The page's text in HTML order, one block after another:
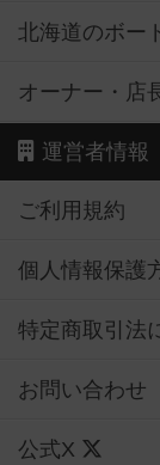
北海道のボー
オーナー・店
運営者情報
ご利用規約
個人情報保護
特定商取引法
お問い合わせ
公式X